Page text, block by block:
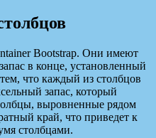
Bootstrap. Они имеют
в конце, установленный
что каждый из столбцов
запас, который
выровненные рядом
край, что приведет к
столбцами.